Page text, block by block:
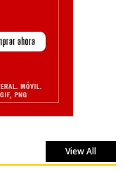
View All